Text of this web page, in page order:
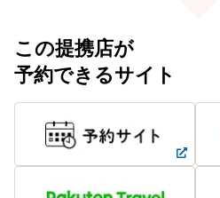
この提携店が
予約できるサイト